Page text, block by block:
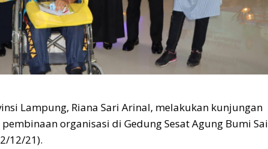
Lampung, Riana Sari Arinal, melakukan kunjungan
organisasi di Gedung Sesat Agung Bumi Sai
12/21).